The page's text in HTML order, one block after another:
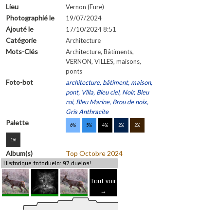
Lieu Vernon (Eure)
Photographié le 19/07/2024
Ajouté le 17/10/2024 8:51
Catégorie Architecture
Mots-Clés
Architecture, Bâtiments,
VERNON, VILLES, maisons,
ponts
Foto-bot
architecture, bâtiment, maison,
pont, Villa, Bleu ciel, Noir, Bleu
roi, Bleu Marine, Brou de noix,
Gris Anthracite
Palette 6% 5% 4% 2% 2%
1%
Album(s) Top Octobre 2024
Historique fotoduelo: 97 duelos!
Tout voir
→